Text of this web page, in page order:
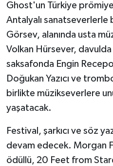
Ghost'un Türkiye
Antalyalı sanatseverlerle
Görsev, alanında usta
Volkan Hürsever,
saksafonda Engin
Doğukan Yazıcı ve
birlikte müzikseverlere
yaşatacak.
Festival, şarkıcı ve söz
devam edecek. Morgan
ödüllü, 20 Feet from